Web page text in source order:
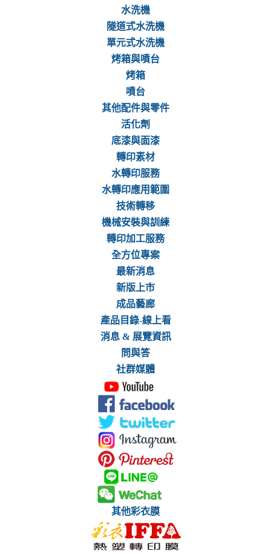
水洗機
隧道式水洗機
單元式水洗機
烤箱與噴台
烤箱
噴台
其他配件與零件
活化劑
底漆與面漆
轉印素材
水轉印服務
水轉印應用範圍
技術轉移
機械安裝與訓練
轉印加工服務
全方位專案
最新消息
新版上市
成品藝廊
產品目錄-線上看
消息 & 展覽資訊
問與答
社群媒體
其他彩衣膜